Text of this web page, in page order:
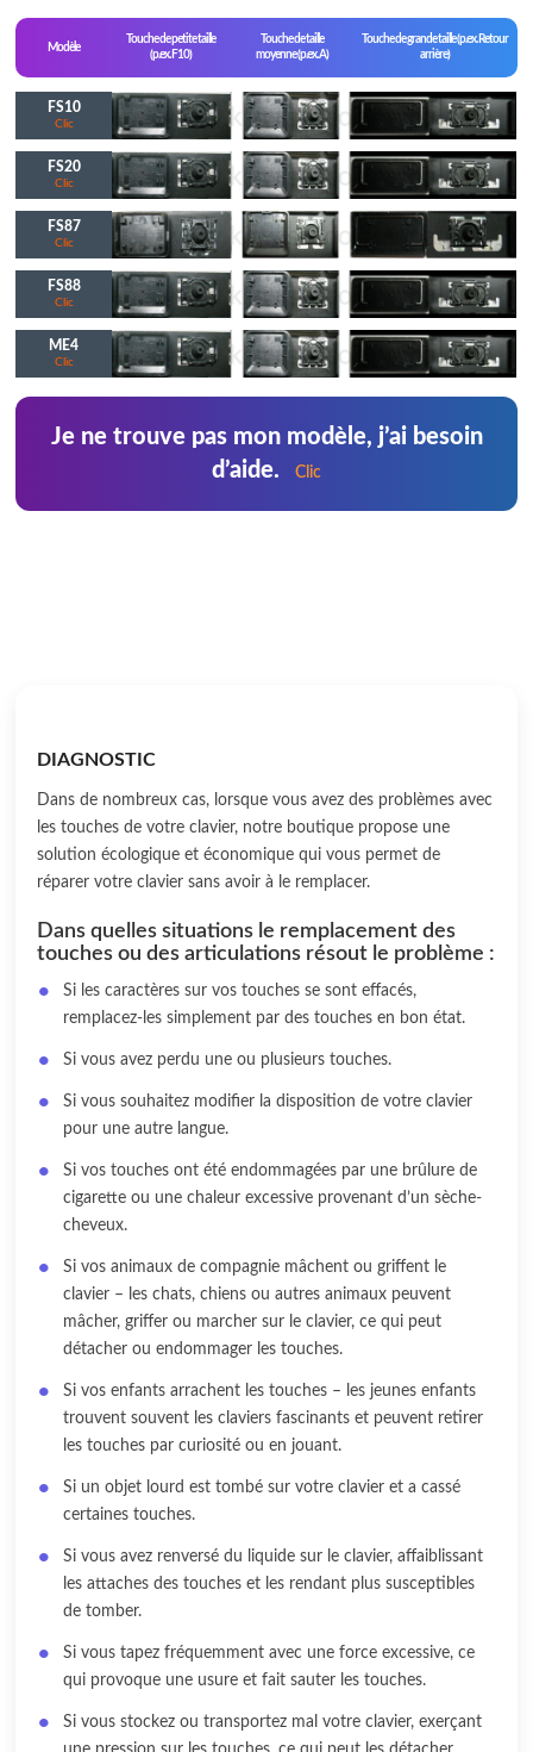
Modèle
Touche de petite taille
(p.ex. F10)
Touche de taille
moyenne (p.ex. A)
Touche de grande taille (p.ex. Retour
arrière)
FS10
Clic
FS20
Clic
FS87
Clic
FS88
Clic
ME4
Clic
Je ne trouve pas mon modèle, j’ai besoin
d’aide.
Clic
DIAGNOSTIC
Dans de nombreux cas, lorsque vous avez des problèmes avec
les touches de votre clavier, notre boutique propose une
solution écologique et économique qui vous permet de
réparer votre clavier sans avoir à le remplacer.
Dans quelles situations le remplacement des
touches ou des articulations résout le problème :
Si les caractères sur vos touches se sont effacés,
remplacez-les simplement par des touches en bon état.
Si vous avez perdu une ou plusieurs touches.
Si vous souhaitez modifier la disposition de votre clavier
pour une autre langue.
Si vos touches ont été endommagées par une brûlure de
cigarette ou une chaleur excessive provenant d’un sèche-
cheveux.
Si vos animaux de compagnie mâchent ou griffent le
clavier – les chats, chiens ou autres animaux peuvent
mâcher, griffer ou marcher sur le clavier, ce qui peut
détacher ou endommager les touches.
Si vos enfants arrachent les touches – les jeunes enfants
trouvent souvent les claviers fascinants et peuvent retirer
les touches par curiosité ou en jouant.
Si un objet lourd est tombé sur votre clavier et a cassé
certaines touches.
Si vous avez renversé du liquide sur le clavier, affaiblissant
les attaches des touches et les rendant plus susceptibles
de tomber.
Si vous tapez fréquemment avec une force excessive, ce
qui provoque une usure et fait sauter les touches.
Si vous stockez ou transportez mal votre clavier, exerçant